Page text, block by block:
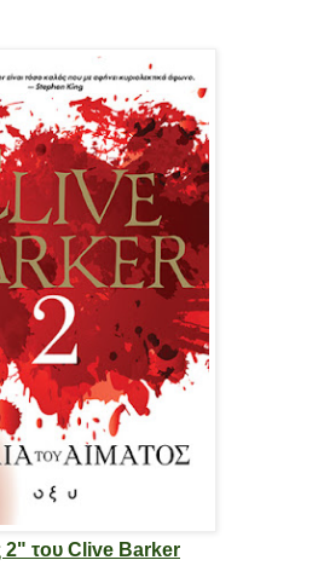
2" του Clive Barker